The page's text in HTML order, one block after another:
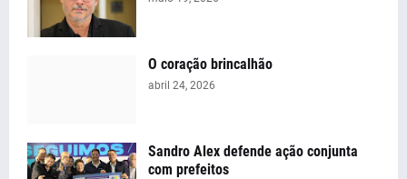
O coração brincalhão
abril 24, 2026
Sandro Alex defende ação conjunta
com prefeitos